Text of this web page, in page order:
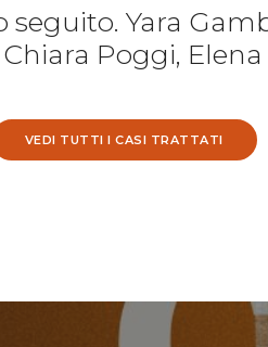
Yara
Poggi, Elena
VEDI TUTTI I CASI TRATTATI